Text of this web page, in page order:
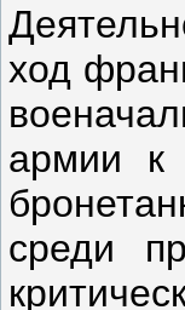
ход
армии к
среди